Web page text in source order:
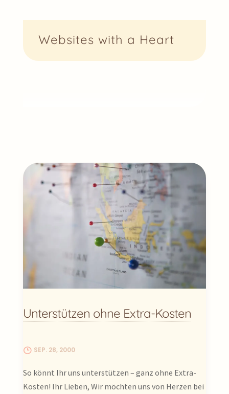
Websites with a Heart
Unterstützen ohne Extra-Kosten
SEP. 28, 2000
So könnt Ihr uns unterstützen – ganz ohne Extra-
Kosten! Ihr Lieben, Wir möchten uns von Herzen bei